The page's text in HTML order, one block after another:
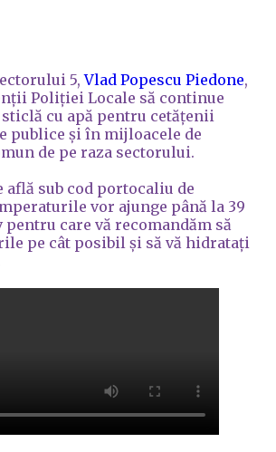
5,Vlad Popescu Piedone,
Poliției Locale să continue
cu apă pentru cetățenii
publice și în mijloacele de
de pe raza sectorului.
află sub cod portocaliu de
vor ajunge până la 39
pentru care vă recomandăm să
pe cât posibil și să vă hidratați